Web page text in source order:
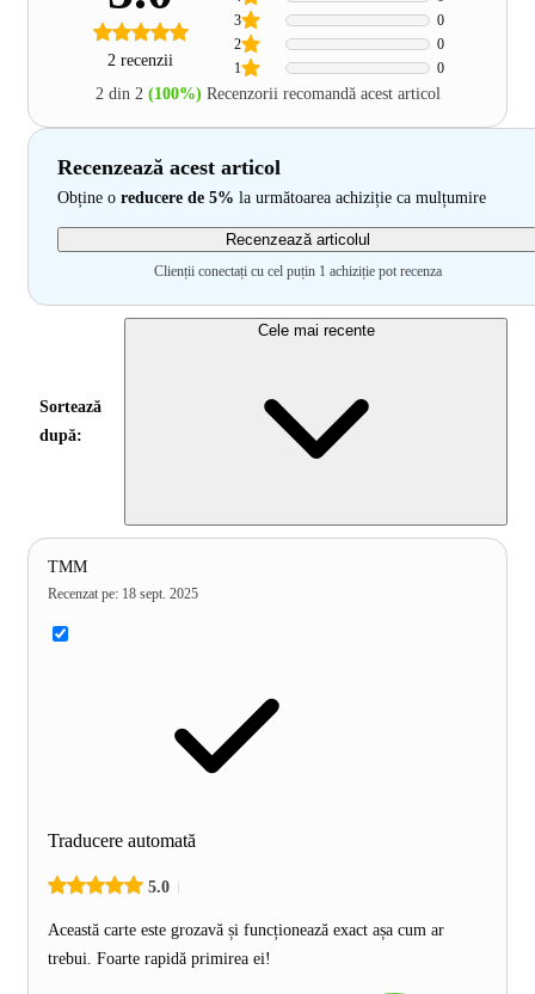
2 recenzii 1 0
2 0
3 0
2 din 2 (100%) Recenzorii recomandă acest articol
Recenzează acest articol
Obține o reducere de 5% la următoarea achiziție ca mulțumire
Recenzează articolul
Clienții conectați cu cel puțin 1 achiziție pot recenza
Sortează
după:
Cele mai recente
TMM
Recenzat pe: 18 sept. 2025
Traducere automată
5.0
Această carte este grozavă și funcționează exact așa cum ar
trebui. Foarte rapidă primirea ei!